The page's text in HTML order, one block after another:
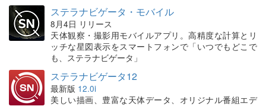
ステラナビゲータ・モバイル
8月4日 リリース
天体観察・撮影用モバイルアプリ。高精度な計算とリ
ッチな星図表示をスマートフォンで「いつでもどこで
も、ステラナビゲータ」
ステラナビゲータ12
最新版 12.0i
美しい描画、豊富な天体データ、オリジナル番組エデ